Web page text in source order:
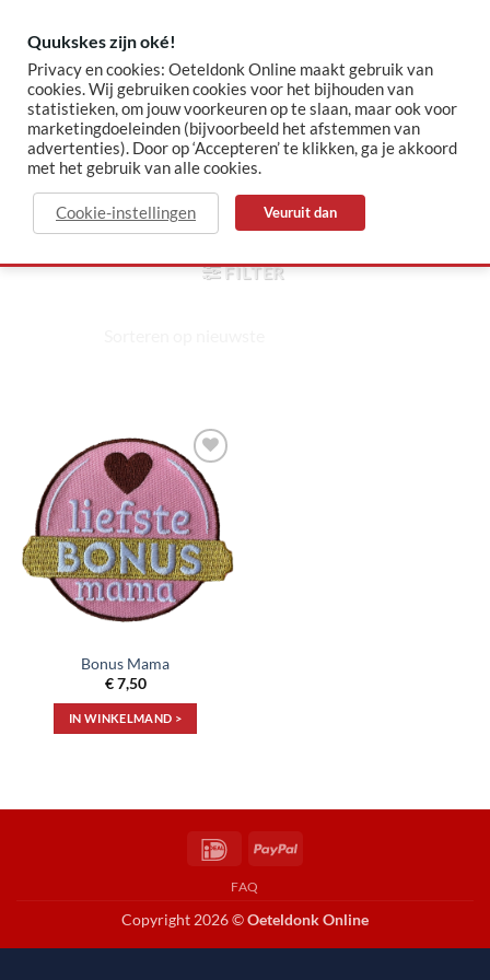
content
✓ Sinds 2015 jouw Oeteldonk-shop ✓ Veilig betalen via Mollie
stiefmoeder
HOME / PRODUCTEN GETAGGED “STIEFMOEDER”
FILTER
Toevoegen
aan
verlanglijst
Bonus Mama
€7,50
IN WINKELMAND >
IDeal PayPal
FAQ
Copyright 2026 ©Oeteldonk Online
Quukskes zijn oké!
Privacy en cookies: Oeteldonk Online maakt gebruik van
cookies. Wij gebruiken cookies voor het bijhouden van
statistieken, om jouw voorkeuren op te slaan, maar ook voor
marketingdoeleinden (bijvoorbeeld het afstemmen van
advertenties). Door op ‘Accepteren’ te klikken, ga je akkoord
met het gebruik van alle cookies.
Cookie-instellingen Veuruit dan